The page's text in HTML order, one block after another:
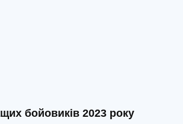
бойовиків 2023 року